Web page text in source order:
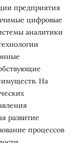
предприятия
цифровые
аналитики
На
развитие
процессов